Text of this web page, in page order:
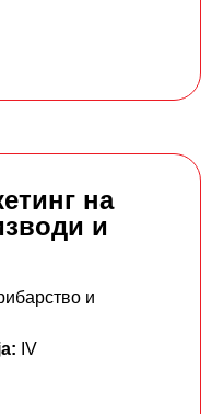
на
и
и
IV